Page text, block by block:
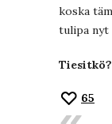
koska
tulipa nyt
65